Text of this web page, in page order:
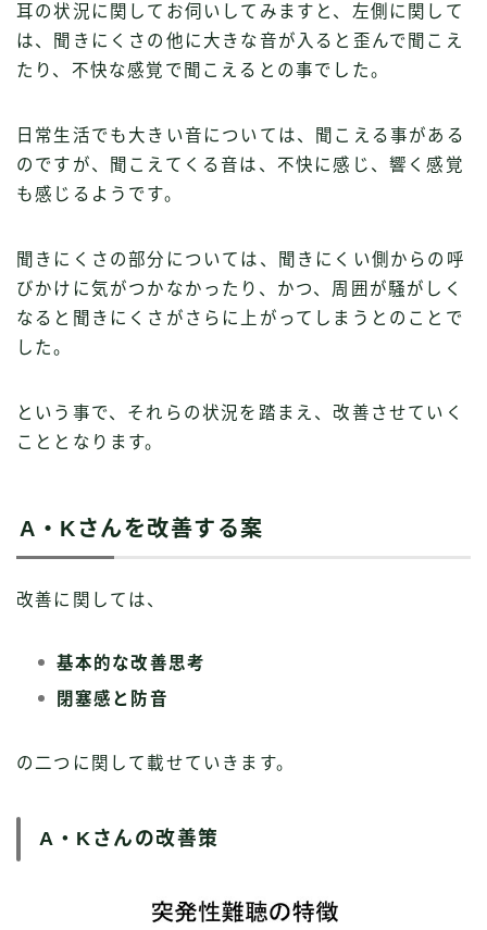
耳の状況に関してお伺いしてみますと、左側に関して
は、聞きにくさの他に大きな音が入ると歪んで聞こえ
たり、不快な感覚で聞こえるとの事でした。
日常生活でも大きい音については、聞こえる事がある
のですが、聞こえてくる音は、不快に感じ、響く感覚
も感じるようです。
聞きにくさの部分については、聞きにくい側からの呼
びかけに気がつかなかったり、かつ、周囲が騒がしく
なると聞きにくさがさらに上がってしまうとのことで
した。
という事で、それらの状況を踏まえ、改善させていく
こととなります。
A・Kさんを改善する案
改善に関しては、
基本的な改善思考
閉塞感と防音
の二つに関して載せていきます。
A・Kさんの改善策